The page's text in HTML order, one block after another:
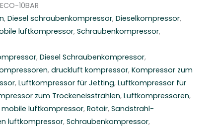
10BAR
,Diesel schraubenkompressor,Dieselkompressor,
luftkompressor,Schraubenkompressor,
,Diesel Schraubenkompressor,
,druckluft kompressor,Kompressor zum
,Luftkompressor für Jetting,Luftkompressor für
zum Trockeneisstrahlen,Luftkompressoren,
mobile luftkompressor,Rotair,Sandstrahl-
luftkompressor,Schraubenkompressor,